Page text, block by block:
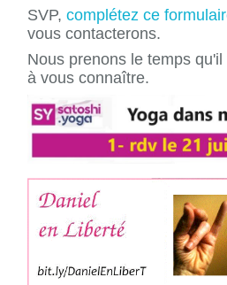
SVP, complétez ce
vous contacterons.
Nous prenons le temps
à vous connaître.